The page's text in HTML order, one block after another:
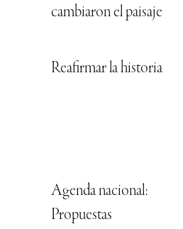
cambiaron el paisaje
Reafirmar la historia
Agenda nacional:
Propuestas